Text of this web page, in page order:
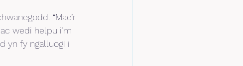
“Mae’r
wedi helpu i’m
yn fy ngalluogi i